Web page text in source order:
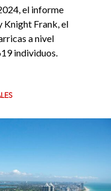
el informe
Knight Frank, el
a nivel
individuos.